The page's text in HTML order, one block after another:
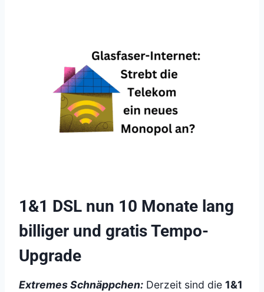
1&1 DSL nun 10 Monate lang
billiger und gratis Tempo-
Upgrade
Extremes Schnäppchen: Derzeit sind die 1&1